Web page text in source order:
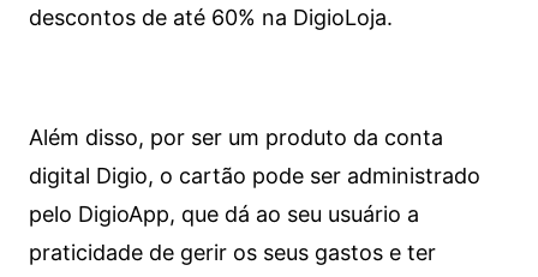
descontos de até 60% na DigioLoja.
Além disso, por ser um produto da conta
digital Digio, o cartão pode ser administrado
pelo DigioApp, que dá ao seu usuário a
praticidade de gerir os seus gastos e ter